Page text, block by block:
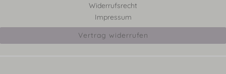
Widerrufsrecht
Impressum
Vertrag widerrufen